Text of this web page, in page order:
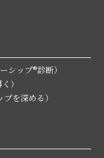
ップ®診断）
）
を深める）